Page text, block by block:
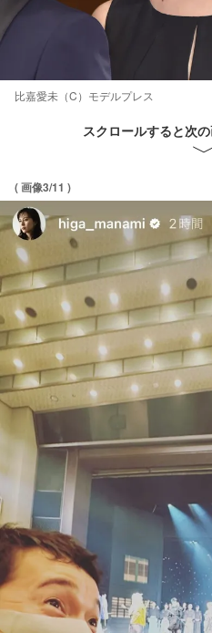
比嘉愛未（C）モデルプレス
スクロールすると次
( 画像3/11 )